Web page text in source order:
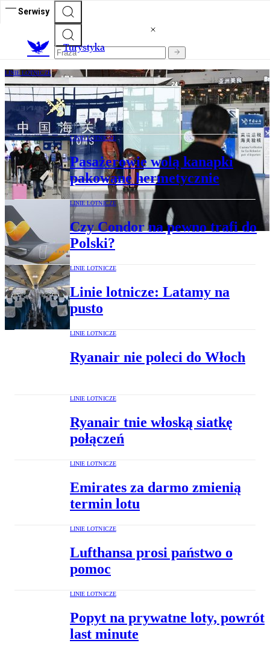
Serwisy
Turystyka
LINIE LOTNICZE
Chińczycy wesprą linie lotnicze
LINIE LOTNICZE
Pasażerowie wolą kanapki
pakowane hermetycznie
LINIE LOTNICZE
Czy Condor na pewno trafi do
Polski?
LINIE LOTNICZE
Linie lotnicze: Latamy na
pusto
LINIE LOTNICZE
Ryanair nie poleci do Włoch
LINIE LOTNICZE
Ryanair tnie włoską siatkę
połączeń
LINIE LOTNICZE
Emirates za darmo zmienią
termin lotu
LINIE LOTNICZE
Lufthansa prosi państwo o
pomoc
LINIE LOTNICZE
Popyt na prywatne loty, powrót
last minute